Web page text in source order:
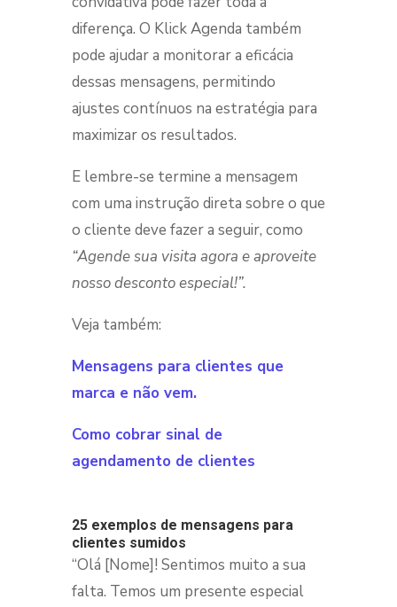
diferença. O Klick Agenda também
pode ajudar a monitorar a eficácia
dessas mensagens, permitindo
ajustes contínuos na estratégia para
maximizar os resultados.
E lembre-se termine a mensagem
com uma instrução direta sobre o que
o cliente deve fazer a seguir, como
“Agende sua visita agora e aproveite
nosso desconto especial!”.
Veja também:
Mensagens para clientes que
marca e não vem.
Como cobrar sinal de
agendamento de clientes
25 exemplos de mensagens para
clientes sumidos
“Olá [Nome]! Sentimos muito a sua
falta. Temos um presente especial